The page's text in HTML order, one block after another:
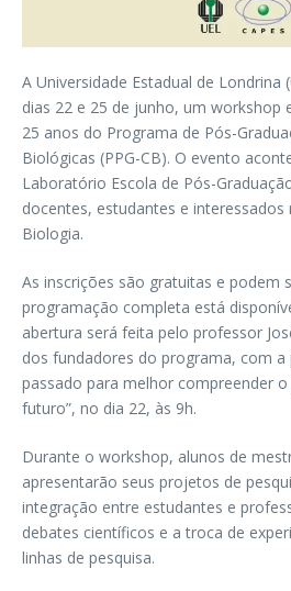
A Universidade Estadual de Londrina
dias 22 e 25 de junho, um workshop
25 anos do Programa de Pós-
Biológicas (PPG-CB). O evento
Laboratório Escola de Pós-
docentes, estudantes e interessados
Biologia.
As inscrições são gratuitas e podem
programação completa está
abertura será feita pelo professor
dos fundadores do programa, com a
passado para melhor compreender
futuro”, no dia 22, às 9h.
Durante o workshop, alunos de
apresentarão seus projetos de
integração entre estudantes e
debates científicos e a troca de
linhas de pesquisa.